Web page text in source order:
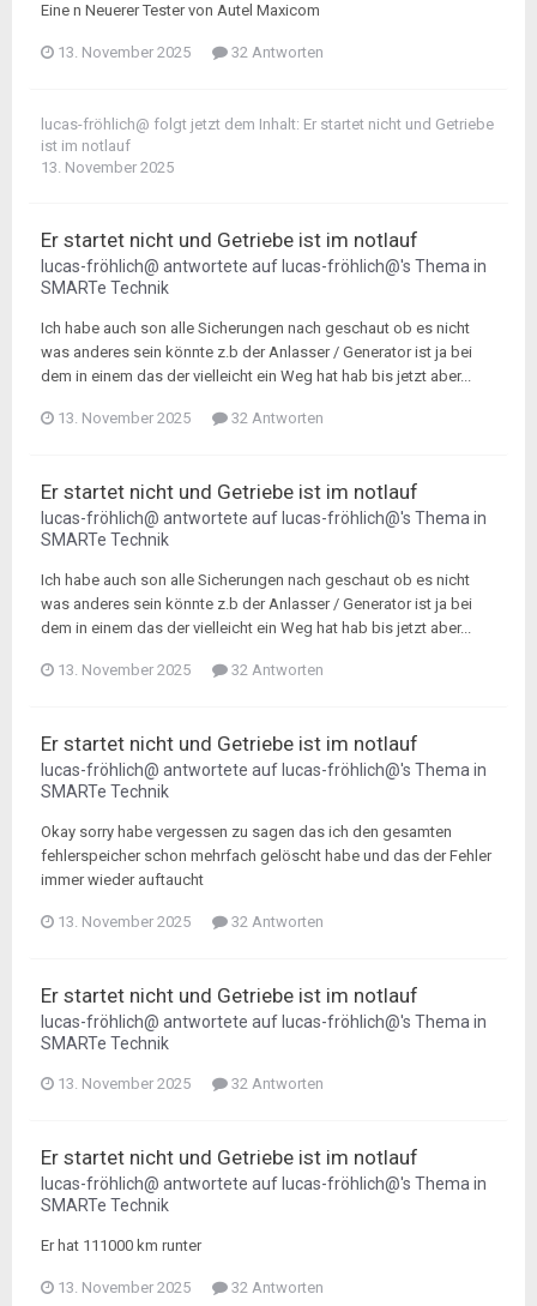
Eine n Neuerer Tester von Autel Maxicom
13. November 2025 32 Antworten
lucas-fröhlich@ folgt jetzt dem Inhalt: Er startet nicht und Getriebe
ist im notlauf
13. November 2025
Er startet nicht und Getriebe ist im notlauf
lucas-fröhlich@ antwortete auf lucas-fröhlich@'s Thema in
SMARTe Technik
Ich habe auch son alle Sicherungen nach geschaut ob es nicht
was anderes sein könnte z.b der Anlasser / Generator ist ja bei
dem in einem das der vielleicht ein Weg hat hab bis jetzt aber...
13. November 2025 32 Antworten
Er startet nicht und Getriebe ist im notlauf
lucas-fröhlich@ antwortete auf lucas-fröhlich@'s Thema in
SMARTe Technik
Ich habe auch son alle Sicherungen nach geschaut ob es nicht
was anderes sein könnte z.b der Anlasser / Generator ist ja bei
dem in einem das der vielleicht ein Weg hat hab bis jetzt aber...
13. November 2025 32 Antworten
Er startet nicht und Getriebe ist im notlauf
lucas-fröhlich@ antwortete auf lucas-fröhlich@'s Thema in
SMARTe Technik
Okay sorry habe vergessen zu sagen das ich den gesamten
fehlerspeicher schon mehrfach gelöscht habe und das der Fehler
immer wieder auftaucht
13. November 2025 32 Antworten
Er startet nicht und Getriebe ist im notlauf
lucas-fröhlich@ antwortete auf lucas-fröhlich@'s Thema in
SMARTe Technik
13. November 2025 32 Antworten
Er startet nicht und Getriebe ist im notlauf
lucas-fröhlich@ antwortete auf lucas-fröhlich@'s Thema in
SMARTe Technik
Er hat 111000 km runter
13. November 2025 32 Antworten